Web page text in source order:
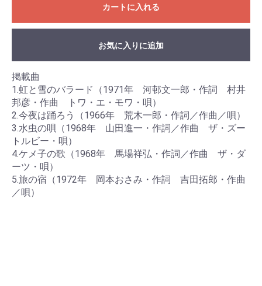
カートに入れる
お気に入りに追加
掲載曲
1.虹と雪のバラード（1971年 河邨文一郎・作詞 村井
邦彦・作曲 トワ・エ・モワ・唄）
2.今夜は踊ろう（1966年 荒木一郎・作詞／作曲／唄）
3.水虫の唄（1968年 山田進一・作詞／作曲 ザ・ズー
トルビー・唄）
4.ケメ子の歌（1968年 馬場祥弘・作詞／作曲 ザ・ダ
ーツ・唄）
5.旅の宿（1972年 岡本おさみ・作詞 吉田拓郎・作曲
／唄）